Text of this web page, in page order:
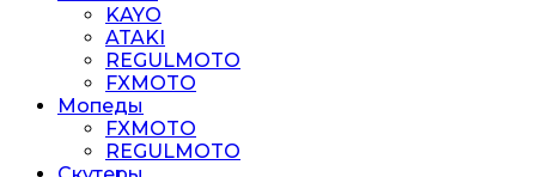
KAYO
ATAKI
REGULMOTO
FXMOTO
Мопеды
FXMOTO
REGULMOTO